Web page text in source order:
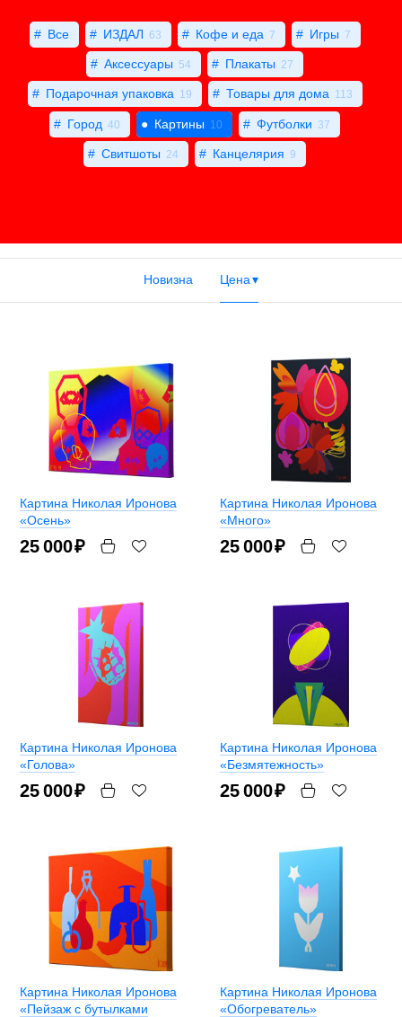
Все ИЗДАЛ 63 Кофе и еда 7 Игры 7
Аксессуары 54 Плакаты 27
Подарочная упаковка 19 Товары для дома 113
Город 40 Картины 10 Футболки 37
Свитшоты 24 Канцелярия 9
Новизна Цена
Картина Николая Иронова
«Осень»
25 000₽
Картина Николая Иронова
«Много»
25 000₽
Картина Николая Иронова
«Голова»
25 000₽
Картина Николая Иронова
«Безмятежность»
25 000₽
Картина Николая Иронова
«Пейзаж с бутылками
Картина Николая Иронова
«Обогреватель»